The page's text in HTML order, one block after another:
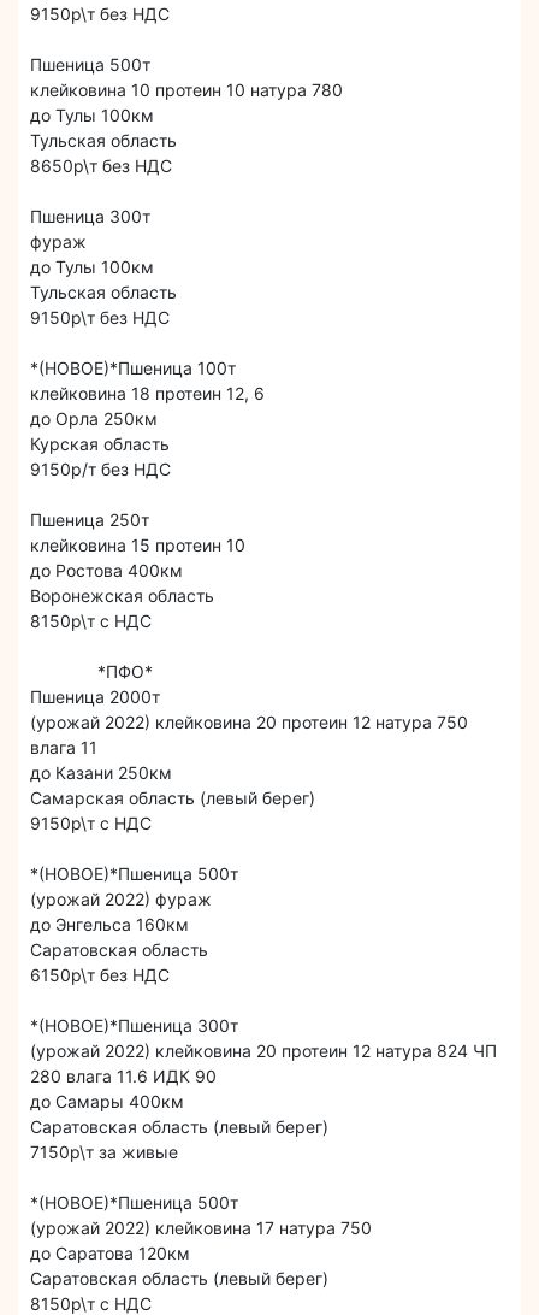
9150р\т без НДС
Пшеница 500т
клейковина 10 протеин 10 натура 780
до Тулы 100км
Тульская область
8650р\т без НДС
Пшеница 300т
фураж
до Тулы 100км
Тульская область
9150р\т без НДС
*(НОВОЕ)*Пшеница 100т
клейковина 18 протеин 12, 6
до Орла 250км
Курская область
9150р/т без НДС
Пшеница 250т
клейковина 15 протеин 10
до Ростова 400км
Воронежская область
8150р\т с НДС
*ПФО*
Пшеница 2000т
(урожай 2022) клейковина 20 протеин 12 натура 750
влага 11
до Казани 250км
Самарская область (левый берег)
9150р\т с НДС
*(НОВОЕ)*Пшеница 500т
(урожай 2022) фураж
до Энгельса 160км
Саратовская область
6150р\т без НДС
*(НОВОЕ)*Пшеница 300т
(урожай 2022) клейковина 20 протеин 12 натура 824 ЧП
280 влага 11.6 ИДК 90
до Самары 400км
Саратовская область (левый берег)
7150р\т за живые
*(НОВОЕ)*Пшеница 500т
(урожай 2022) клейковина 17 натура 750
до Саратова 120км
Саратовская область (левый берег)
8150р\т с НДС